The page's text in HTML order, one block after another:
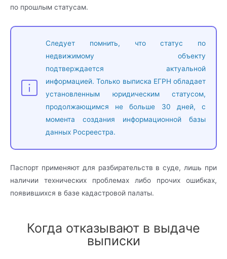
по прошлым статусам.
Следует помнить, что статус по
недвижимому объекту
подтверждается актуальной
информацией. Только выписка ЕГРН обладает
установленным юридическим статусом,
продолжающимся не больше 30 дней, с
момента создания информационной базы
данных Росреестра.
Паспорт применяют для разбирательств в суде, лишь при
наличии технических проблемах либо прочих ошибках,
появившихся в базе кадастровой палаты.
Когда отказывают в выдаче
выписки